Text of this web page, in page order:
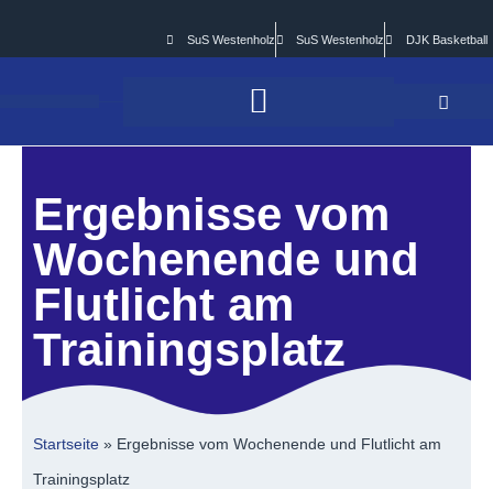
SuS Westenholz SuS Westenholz DJK Basketball
Ergebnisse vom
Wochenende und
Flutlicht am
Trainingsplatz
Startseite » Ergebnisse vom Wochenende und Flutlicht am
Trainingsplatz